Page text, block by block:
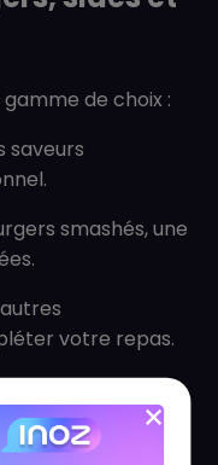
de choix :
saveurs
smashés, une
votre repas.